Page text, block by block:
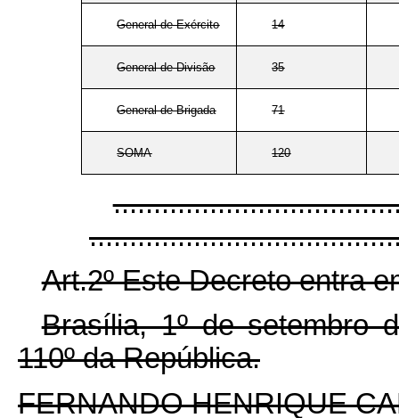
General-de-Exército 14
General-de-Divisão 35
General-de-Brigada 71
SOMA 120
Art.2º Este Decreto entra
Brasília, 1º de setembro
110º da República.
FERNANDO HENRIQUE